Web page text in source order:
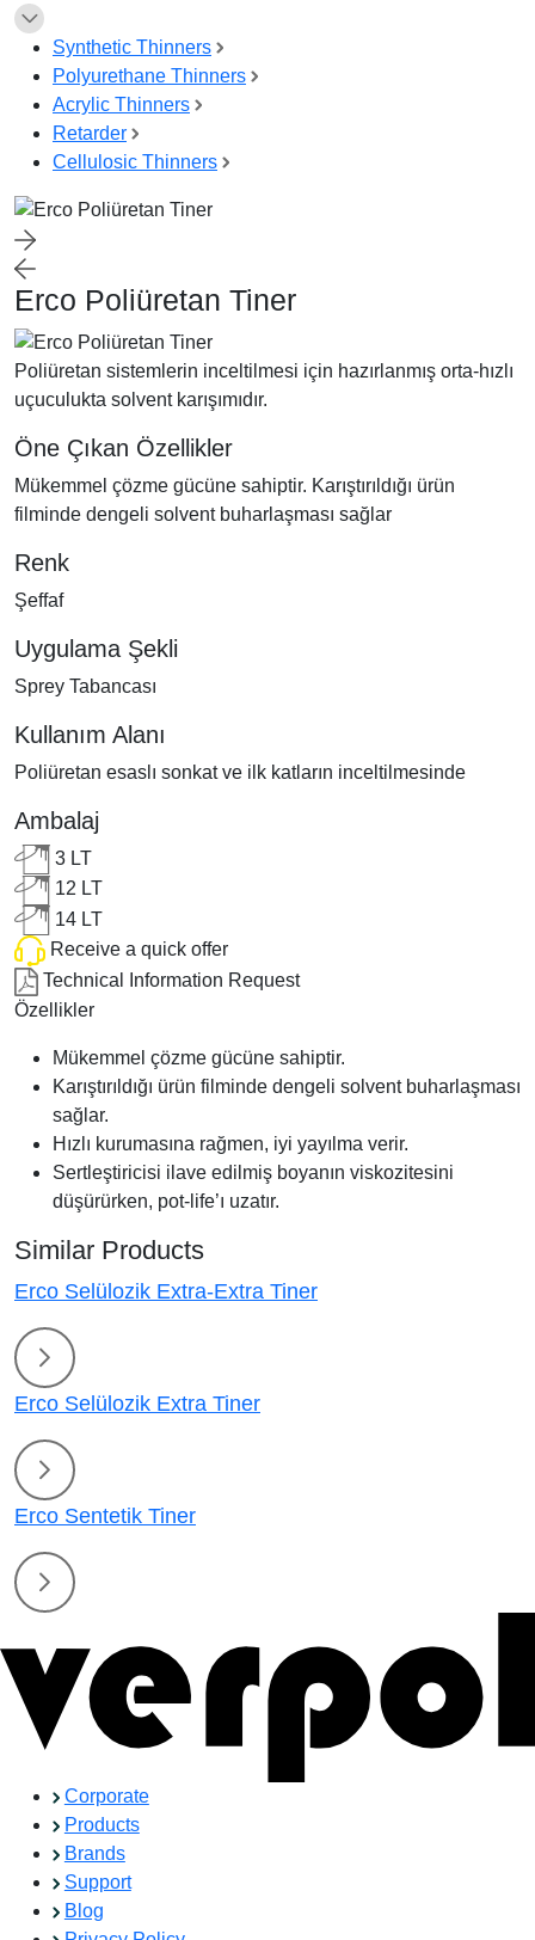
Synthetic Thinners
Polyurethane Thinners
Acrylic Thinners
Retarder
Cellulosic Thinners
Erco Poliüretan Tiner
Poliüretan sistemlerin inceltilmesi için hazırlanmış orta-hızlı
uçuculukta solvent karışımıdır.
Öne Çıkan Özellikler
Mükemmel çözme gücüne sahiptir. Karıştırıldığı ürün
filminde dengeli solvent buharlaşması sağlar
Renk
Şeffaf
Uygulama Şekli
Sprey Tabancası
Kullanım Alanı
Poliüretan esaslı sonkat ve ilk katların inceltilmesinde
Ambalaj
3 LT
12 LT
14 LT
Receive a quick offer
Technical Information Request
Özellikler
Mükemmel çözme gücüne sahiptir.
Karıştırıldığı ürün filminde dengeli solvent buharlaşması
sağlar.
Hızlı kurumasına rağmen, iyi yayılma verir.
Sertleştiricisi ilave edilmiş boyanın viskozitesini
düşürürken, pot-life’ı uzatır.
Similar Products
Erco Selülozik Extra-Extra Tiner
Erco Selülozik Extra Tiner
Erco Sentetik Tiner
Corporate
Products
Brands
Support
Blog